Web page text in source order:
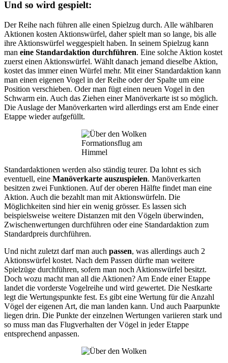
Und so wird gespielt:
Der Reihe nach führen alle einen Spielzug durch. Alle wählbaren
Aktionen kosten Aktionswürfel, daher spielt man so lange, bis alle
ihre Aktionswürfel weggespielt haben. In seinem Spielzug kann
man eine Standardaktion durchführen. Eine solche Aktion kostet
zuerst einen Aktionswürfel. Wählt danach jemand dieselbe Aktion,
kostet das immer einen Würfel mehr. Mit einer Standardaktion kann
man einen eigenen Vogel in der Reihe oder der Spalte um eine
Position verschieben. Oder man fügt einen neuen Vogel in den
Schwarm ein. Auch das Ziehen einer Manöverkarte ist so möglich.
Die Auslage der Manöverkarten wird allerdings erst am Ende einer
Etappe wieder aufgefüllt.
Formationsflug am
Himmel
Standardaktionen werden also ständig teurer. Da lohnt es sich
eventuell, eine Manöverkarte auszuspielen. Manöverkarten
besitzen zwei Funktionen. Auf der oberen Hälfte findet man eine
Aktion. Auch die bezahlt man mit Aktionswürfeln. Die
Möglichkeiten sind hier ein wenig grösser. Es lassen sich
beispielsweise weitere Distanzen mit den Vögeln überwinden,
Zwischenwertungen durchführen oder eine Standardaktion zum
Standardpreis durchführen.
Und nicht zuletzt darf man auch passen, was allerdings auch 2
Aktionswürfel kostet. Nach dem Passen dürfte man weitere
Spielzüge durchführen, sofern man noch Aktionswürfel besitzt.
Doch wozu macht man all die Aktionen? Am Ende einer Etappe
landet die vorderste Vogelreihe und wird gewertet. Die Nestkarte
legt die Wertungspunkte fest. Es gibt eine Wertung für die Anzahl
Vögel der eigenen Art, die man landen kann. Und auch Paarpunkte
liegen drin. Die Punkte der einzelnen Wertungen variieren stark und
so muss man das Flugverhalten der Vögel in jeder Etappe
entsprechend anpassen.